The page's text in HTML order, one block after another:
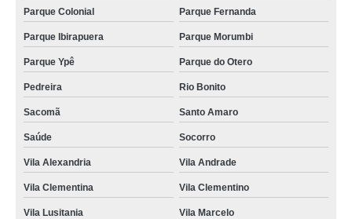
Parque Colonial Parque Fernanda
Parque Ibirapuera Parque Morumbi
Parque Ypê Parque do Otero
Pedreira Rio Bonito
Sacomã Santo Amaro
Saúde Socorro
Vila Alexandria Vila Andrade
Vila Clementina Vila Clementino
Vila Lusitania Vila Marcelo